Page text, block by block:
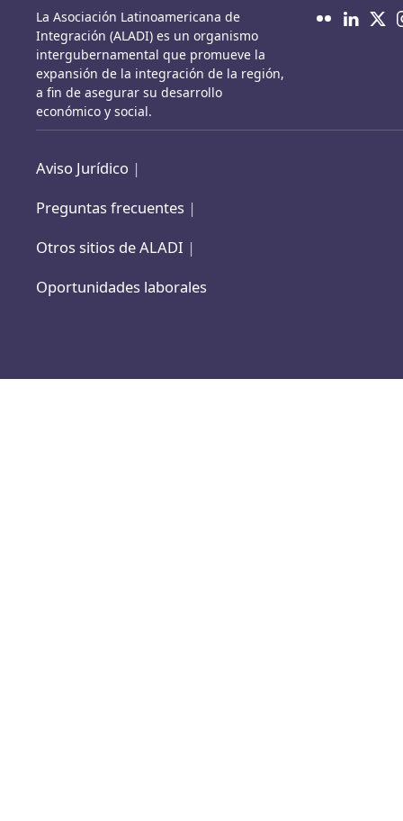
La Asociación Latinoamericana de
Integración (ALADI) es un organismo
intergubernamental que promueve la
expansión de la integración de la región,
a fin de asegurar su desarrollo
económico y social.
Aviso Jurídico |
Preguntas frecuentes |
Otros sitios de ALADI |
Oportunidades laborales